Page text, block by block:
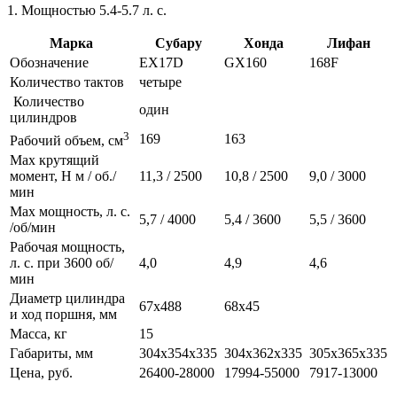
1. Мощностью 5.4-5.7 л. с.
Марка Субару Хонда
Лифан
Обозначение
EX17D GX160
168F
Количество тактов
четыре
Количество
цилиндров
один
Рабочий объем, см3 169
163
Max крутящий
момент, Н м / об./
мин
11,3 / 2500 10,8 / 2500 9,0 / 3000
Max мощность, л. с.
/об/мин
5,7 / 4000 5,4 / 3600
5,5 / 3600
Рабочая мощность,
л. с. при 3600 об/
мин
4,0 4,9 4,6
Диаметр цилиндра
и ход поршня, мм
67х488
68х45
Масса, кг
15
Габариты, мм
304х354х335 304х362х335 305х365х335
Цена, руб.
26400-28000 17994-55000 7917-13000